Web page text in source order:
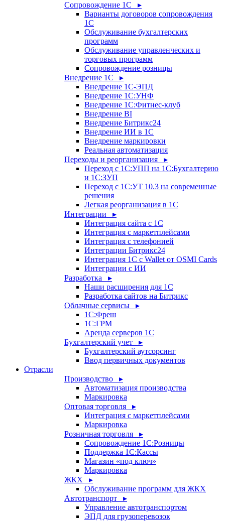
Сопровождение 1С ▸
Варианты договоров сопровождения
1С
Обслуживание бухгалтерских
программ
Обслуживание управленческих и
торговых программ
Сопровождение розницы
Внедрение 1С ▸
Внедрение 1С-ЭПД
Внедрение 1С:УНФ
Внедрение 1С:Фитнес-клуб
Внедрение BI
Внедрение Битрикс24
Внедрение ИИ в 1С
Внедрение маркировки
Реальная автоматизация
Переходы и реорганизация ▸
Переход с 1С:УПП на 1С:Бухгалтерию
и 1С:ЗУП
Переход с 1С:УТ 10.3 на современные
решения
Легкая реорганизация в 1С
Интеграции ▸
Интеграция сайта с 1С
Интеграция с маркетплейсами
Интеграция с телефонией
Интеграции Битрикс24
Интеграция 1С с Wallet от OSMI Cards
Интеграции с ИИ
Разработка ▸
Наши расширения для 1С
Разработка сайтов на Битрикс
Облачные сервисы ▸
1С:Фреш
1С:ГРМ
Аренда серверов 1С
Бухгалтерский учет ▸
Бухгалтерский аутсорсинг
Ввод первичных документов
Отрасли
Производство ▸
Автоматизация производства
Маркировка
Оптовая торговля ▸
Интеграция с маркетплейсами
Маркировка
Розничная торговля ▸
Сопровождение 1С:Розницы
Поддержка 1С:Кассы
Магазин «под ключ»
Маркировка
ЖКХ ▸
Обслуживание программ для ЖКХ
Автотранспорт ▸
Управление автотранспортом
ЭПД для грузоперевозок